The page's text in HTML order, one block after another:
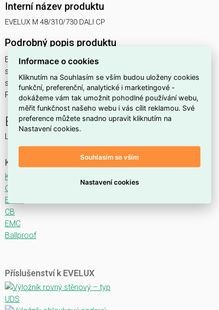
Interní název produktu
EVELUX M 48/310/730 DALI CP
Podrobný popis produktu
EVELUX M 48/310/730 DALI CP 54W IP66
svítidlo pouliční s modulem LED, spektrum 730A3, regulace
stmívání ovládané DALI protokolem, optika CP (Central
Parking TYPE I)
EVELUX
LED svítidlo pro osvětlení komunikací.
Ke stažení
Katalogový list
CE
ENEC
CB
EMC
Ballproof
Příslušenství k EVELUX
Informace o cookies
Kliknutím na Souhlasím se vším budou uloženy cookies
funkční, preferenční, analytické i marketingové -
dokážeme vám tak umožnit pohodlné používání webu,
měřit funkčnost našeho webu i vás cílit reklamou. Své
preference můžete snadno upravit kliknutím na
Nastavení cookies.
Souhlasím se vším
Nastavení cookies